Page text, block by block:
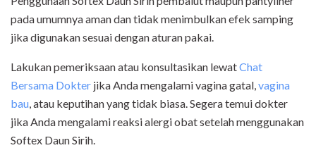
pada umumnya aman dan tidak menimbulkan efek samping
jika digunakan sesuai dengan aturan pakai.
Lakukan pemeriksaan atau konsultasikan lewatChat
Bersama Dokter jika Anda mengalami vagina gatal,vagina
bau, atau keputihan yang tidak biasa. Segera temui dokter
jika Anda mengalami reaksi alergi obat setelah menggunakan
Softex Daun Sirih.